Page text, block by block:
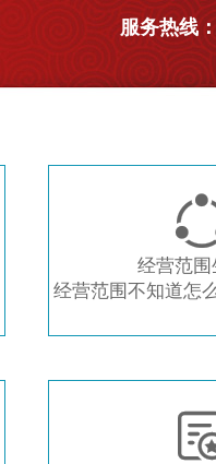
经营范围
经营范围不知道怎
服务热线